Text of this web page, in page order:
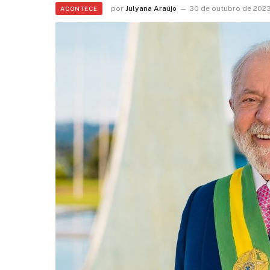
ACONTECE por Julyana Araújo 30 de outubro de
Marquezine: “Você
minha vida”
5 de agosto de 2026 12:35